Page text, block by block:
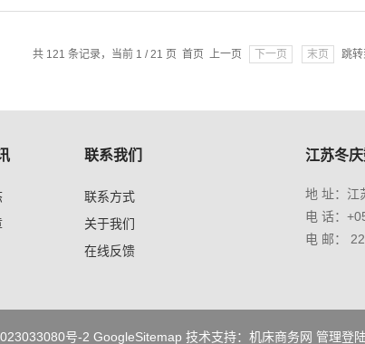
共 121 条记录，当前 1 / 21 页 首页 上一页 下一页 末页 跳转
联系我们
联系方式
关于我们
在线反馈
江苏冬
地 址：江
电 话：
电 邮：
号-2 GoogleSitemap 技术支持： 机床商务网 管理登